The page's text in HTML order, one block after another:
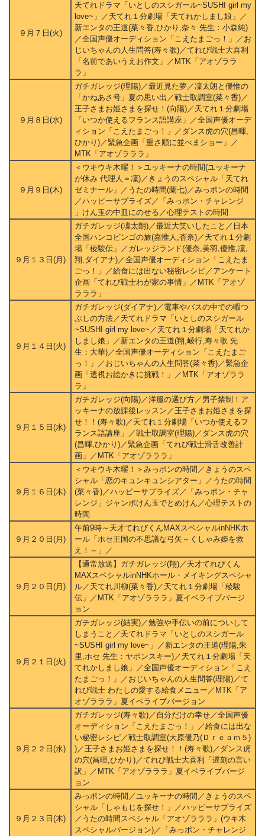
９月７日(火)
天てれドラマ「いとしのスシガール~SUSHI girl my
love~」／天てれ１分劇場「天てれかしまし娘」／
新エンタの王道(菜々香,ひかり,奈々 先生：小森純)
／全国声優オーディション「こえたまごっ！」／お
じいちゃんの人生問答(寿々歌)／てれび戦士大喜利
「名前であいうえお作文」／MTK「アオゾララ
ラ」
９月８日(水)
ガチガレッジ(理陽)／最近見た夢／凜太朗と優惟の
「かねあさ号」夏の思い出／戦士取調室(菜々香)／
王子さまお姫さまを探せ！(向陽)／天てれ１分劇場
「いつか使えるフランス語講座」／全国声優オーデ
ィション「こえたまごっ！」／ダンス虎の穴(昌暉,
ひかり)／緊急企画「重さ順に並べまショー」／
MTK「アオゾラララ」
９月９日(木)
＜ウキウキ木曜！＞ユッキーナの時間(ユッキーナ
が休み 代理人＝凜)／きょうのスペシャル「天てれ
ゼミナール」／うたの時間(蘭七)／みっポンの時間
／ハッピーサプライズ／「みっポン・チャレンジ
」けん玉の中皿にのせる／心理テストの時間
９月１３日(月)
ガチガレッジ(凜太朗)／最近大笑いしたこと／日本
全国ハンコビンゴの旅(嘉惟人,杏奈)／天てれ１分劇
場「稜駿伝」／ガレッジランド(優奈,美羽,優惟,凜,
翔,ダイアナ)／全国声優オーディション「こえたま
ごっ！」／給食には出ない秘密レシピ／アンケート
企画「てれび戦士わが家の事情」／MTK「アオゾ
ラララ」
９月１４日(火)
ガチガレッジ(ダイアナ)／電車やバスの中での暇つ
ぶしの方法／天てれドラマ「いとしのスシガール
~SUSHI girl my love~／天てれ１分劇場「天てれか
しまし娘」／新エンタの王道(翔,崚行,寿々歌 先
生：大華)／全国声優オーディション「こえたまご
っ！」／おじいちゃんの人生問答(菜々香)／緊急企
画「透視お絵かきに挑戦！」／MTK「アオゾララ
ラ」
９月１５日(水)
ガチガレッジ(向陽)／洋服の選び方／男子禁制！ア
ッキーナの放課後レッスン／王子さまお姫さまを探
せ！！(寿々歌)／天てれ１分劇場「いつか使えるフ
ランス語講座」／戦士取調室(理陽)／ダンス虎の穴
(昌暉,ひかり)／緊急企画「てれび戦士滑舌改善計
画」／MTK「アオゾラララ」
９月１６日(木)
＜ウキウキ木曜！＞みっポンの時間／きょうのスペ
シャル「恋のキュンキュンシアター」／うたの時間
(菜々香)／ハッピーサプライズ／「みっポン・チャ
レンジ」ジャンボけん玉でとめけん／心理テストの
時間
９月２０日(月)
午前9時～天才てれびくんMAXスペシャルinNHKホ
ール「ホセ王国の不思議な弓矢～くしゃみ姫を救
え！～」／
９月２０日(月)
【通常放送】ガチガレッジ(翔)／天才てれびくん
MAXスペシャルinNHKホール・メイキングスペシャ
ル／天てれ川柳(菜々香)／天てれ１分劇場「稜駿
伝」／MTK「アオゾラララ」夏イベライブバージ
ョン
９月２１日(火)
ガチガレッジ(結実)／勉強や手伝いの前についして
しまうこと／天てれドラマ「いとしのスシガール
~SUSHI girl my love~」／新エンタの王道(理陽,朱
里,ホセ 先生：ヤポンスキー)／天てれ１分劇場「天
てれかしまし娘」／全国声優オーディション「こえ
たまごっ！」／おじいちゃんの人生問答(理陽)／て
れび戦士 わたしの愛する給食メニュー／MTK「ア
オゾラララ」夏イベライブバージョン
９月２２日(水)
ガチガレッジ(寿々歌)／自分だけの幸せ／全国声優
オーディション「こえたまごっ！」／給食には出な
い秘密レシピ／戦士取調室(大原優乃(Ｄｒｅａｍ５)
)／王子さまお姫さまを探せ！！(寿々歌)／ダンス虎
の穴(昌暉,ひかり)／てれび戦士大喜利「遅刻の言い
訳」／MTK「アオゾラララ」夏イベライブバージ
ョン
９月２３日(木)
みっポンの時間／ユッキーナの時間／きょうのスペ
シャル「しゃもじを探せ！」／ハッピーサプライズ
／うたの時間スペシャル「アオゾラララ」(ウキ木
スペシャルバージョン)／「みっポン・チャレンジ